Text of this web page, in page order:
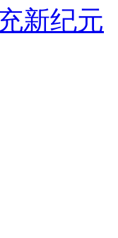
新纪元